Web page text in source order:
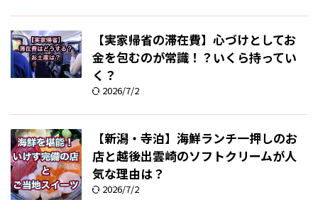
【実家帰省の滞在費】心づけとしてお
金を包むのが常識！？いくら持ってい
く？
2026/7/2
【新潟・寺泊】海鮮ランチ一押しのお
店と越後出雲崎のソフトクリームが人
気な理由は？
2026/7/2